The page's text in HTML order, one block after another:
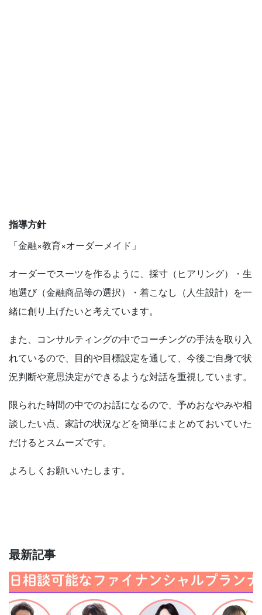
指導方針
「金融×教育×オーダーメイド」
オーダーでスーツを作るように、採寸（ヒアリング）・生
地選び（金融商品等の選択）・着こなし（人生設計）を一
緒に創り上げたいと考えています。
また、コンサルティングの中でコーチングの手法を取り入
れているので、目的や目標設定を通して、今後ご自身で状
況判断や意思決定ができるような対話を重視しています。
限られた時間の中でのお話になるので、予めおなやみや相
談したい点、家計の状況などを簡単にまとめておいていた
だけるとスムーズです。
よろしくお願いいたします。
最新記事